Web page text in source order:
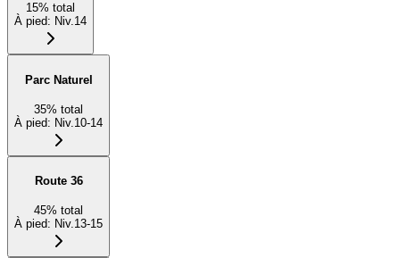
15% total
À pied: Niv.14
Parc Naturel
35% total
À pied: Niv.10-14
Route 36
45% total
À pied: Niv.13-15